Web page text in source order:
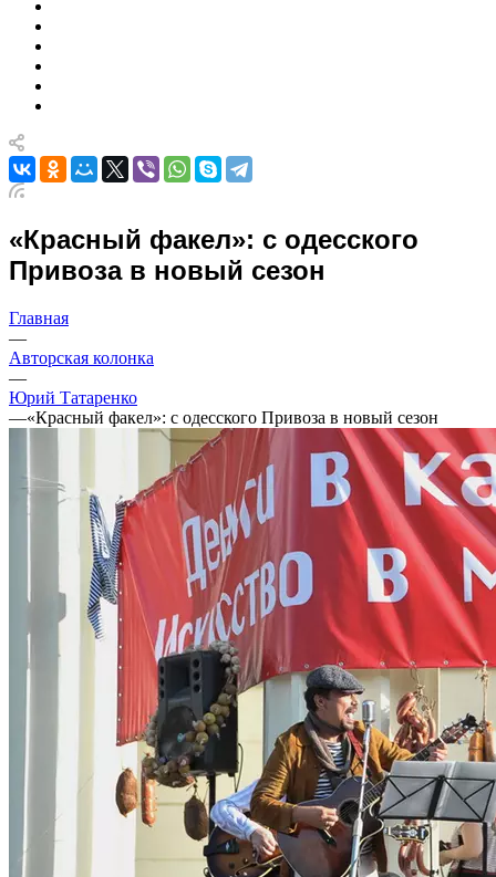
«Красный факел»: с одесского
Привоза в новый сезон
Главная
—
Авторская колонка
—
Юрий Татаренко
—«Красный факел»: с одесского Привоза в новый сезон